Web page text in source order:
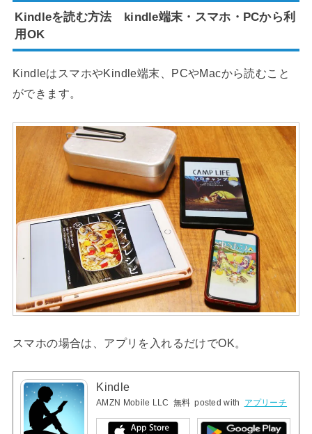
Kindleを読む方法 kindle端末・スマホ・PCから利
用OK
KindleはスマホやKindle端末、PCやMacから読むこと
ができます。
スマホの場合は、アプリを入れるだけでOK。
Kindle
AMZN Mobile LLC 無料 posted with アプリーチ